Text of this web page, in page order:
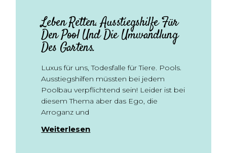
Leben Retten. Ausstiegshilfe Für
Den Pool Und Die Umwandlung
Des Gartens.
Luxus für uns, Todesfalle für Tiere. Pools.
Ausstiegshilfen müssten bei jedem
Poolbau verpflichtend sein! Leider ist bei
diesem Thema aber das Ego, die
Arroganz und
Weiterlesen